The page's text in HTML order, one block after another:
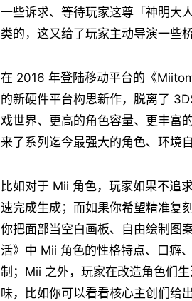
一些诉求、等待玩家这尊「神明大
类的，这又给了玩家主动导演一些
在 2016 年登陆移动平台的《
的新硬件平台构思新作，脱离了
戏世界、更高的角色容量、更丰富
来了系列迄今最强大的角色、环境
比如对于 Mii 角色，玩家如果不追
速完成生成；而如果你希望精准复
你把面部当空白画板、自由绘制图
活》中 Mii 角色的性格特点、口癖
制；Mii 之外，玩家在改造角色们
味，比如你可以看看核心主创们